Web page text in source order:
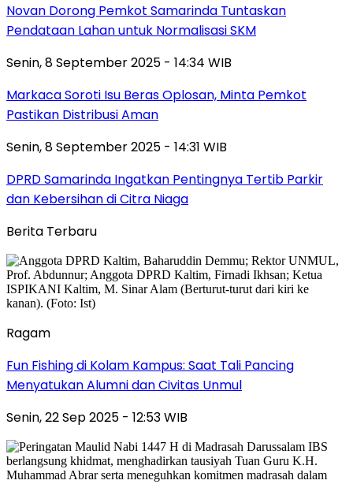
Novan Dorong Pemkot Samarinda Tuntaskan
Pendataan Lahan untuk Normalisasi SKM
Senin, 8 September 2025 - 14:34 WIB
Markaca Soroti Isu Beras Oplosan, Minta Pemkot
Pastikan Distribusi Aman
Senin, 8 September 2025 - 14:31 WIB
DPRD Samarinda Ingatkan Pentingnya Tertib Parkir
dan Kebersihan di Citra Niaga
Berita Terbaru
Ragam
Fun Fishing di Kolam Kampus: Saat Tali Pancing
Menyatukan Alumni dan Civitas Unmul
Senin, 22 Sep 2025 - 12:53 WIB